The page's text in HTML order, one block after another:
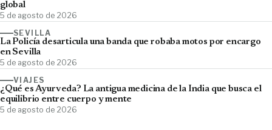
global
5 de agosto de 2026
SEVILLA
La Policía desarticula una banda que robaba motos por encargo
en Sevilla
5 de agosto de 2026
VIAJES
¿Qué es Ayurveda? La antigua medicina de la India que busca el
equilibrio entre cuerpo y mente
5 de agosto de 2026